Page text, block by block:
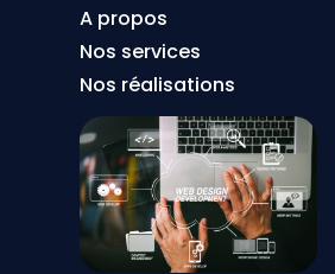
A propos
Nos services
Nos réalisations